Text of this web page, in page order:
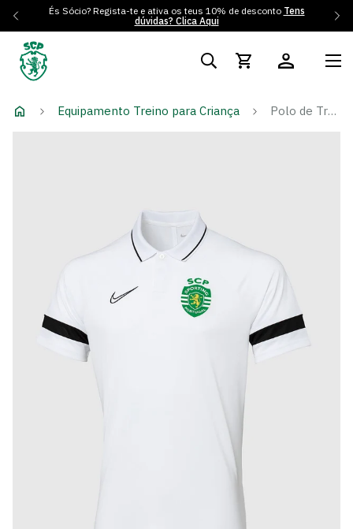
És Sócio? Regista-te e ativa os teus 10% de desconto Tens
dúvidas? Clica Aqui
Equipamento Treino para Criança Polo de Treino Branco Logo SCP - Criança